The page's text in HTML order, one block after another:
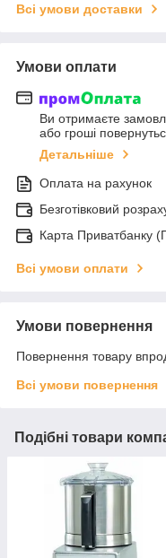
Всі умови доставки
Умови оплати
Ви отримаєте
або гроші
Детальніше
Оплата на рахунок
Безготівковий
Карта Приватбанку
Всі умови оплати
Умови повернення
Повернення товару
Всі умови повернення
Подібні товари